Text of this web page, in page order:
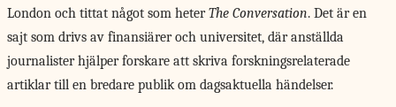
London och tittat något som heterThe Conversation. Det är en
sajt som drivs av finansiärer och universitet, där anställda
journalister hjälper forskare att skriva forskningsrelaterade
artiklar till en bredare publik om dagsaktuella händelser.